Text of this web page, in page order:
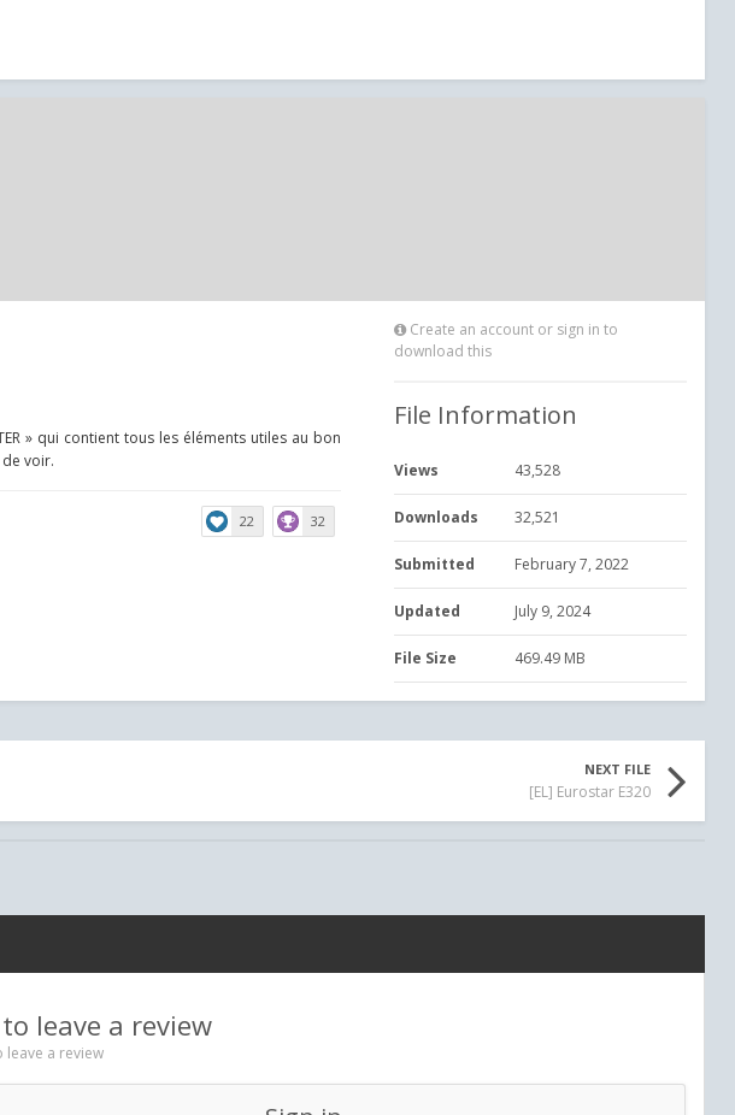
» qui contient tous les éléments utiles au bon
voir.
22 32
Create an account or sign in to
download this
File Information
Views 43,528
Downloads 32,521
Submitted February 7, 2022
Updated July 9, 2024
File Size 469.49 MB
NEXT FILE
[EL] Eurostar E320
leave a review
a review